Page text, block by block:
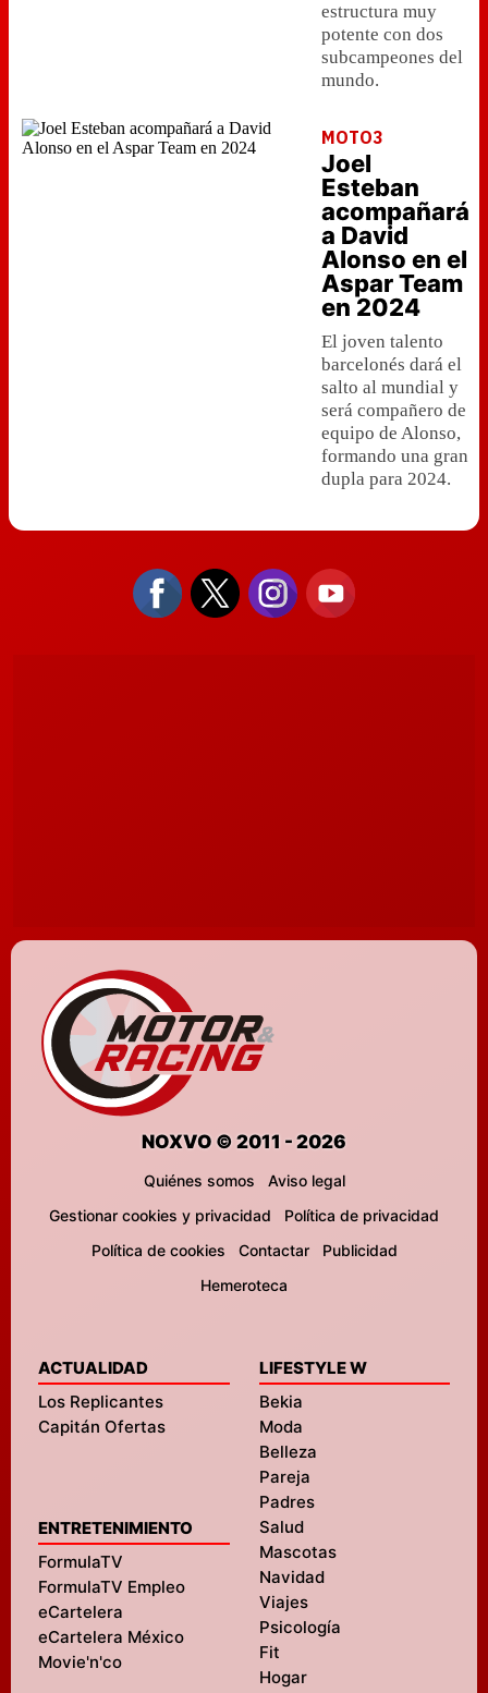
estructura muy
potente con dos
subcampeones del
mundo.
MOTO3
Joel
Esteban
acompañará
a David
Alonso en el
Aspar Team
en 2024
El joven talento
barcelonés dará el
salto al mundial y
será compañero de
equipo de Alonso,
formando una gran
dupla para 2024.
NOXVO © 2011 - 2026
Quiénes somos
Aviso legal
Gestionar cookies y privacidad
Política de privacidad
Política de cookies
Contactar
Publicidad
Hemeroteca
ACTUALIDAD
Los Replicantes
Capitán Ofertas
ENTRETENIMIENTO
FormulaTV
FormulaTV Empleo
eCartelera
eCartelera México
Movie'n'co
LIFESTYLE W
Bekia
Moda
Belleza
Pareja
Padres
Salud
Mascotas
Navidad
Viajes
Psicología
Fit
Hogar